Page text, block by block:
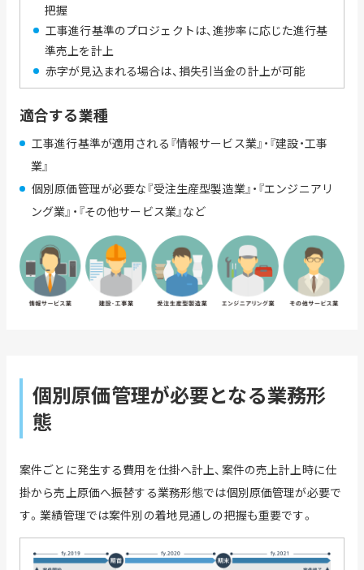
把握
工事進行基準のプロジェクトは、進捗率に応じた進行基
準売上を計上
赤字が見込まれる場合は、損失引当金の計上が可能
適合する業種
工事進行基準が適用される『情報サービス業』・『建設・工事
業』
個別原価管理が必要な『受注生産型製造業』・『エンジニアリ
ング業』・『その他サービス業』など
個別原価管理が必要となる業務形
態
案件ごとに発生する費用を仕掛へ計上、案件の売上計上時に仕
掛から売上原価へ振替する業務形態では個別原価管理が必要で
す。業績管理では案件別の着地見通しの把握も重要です。